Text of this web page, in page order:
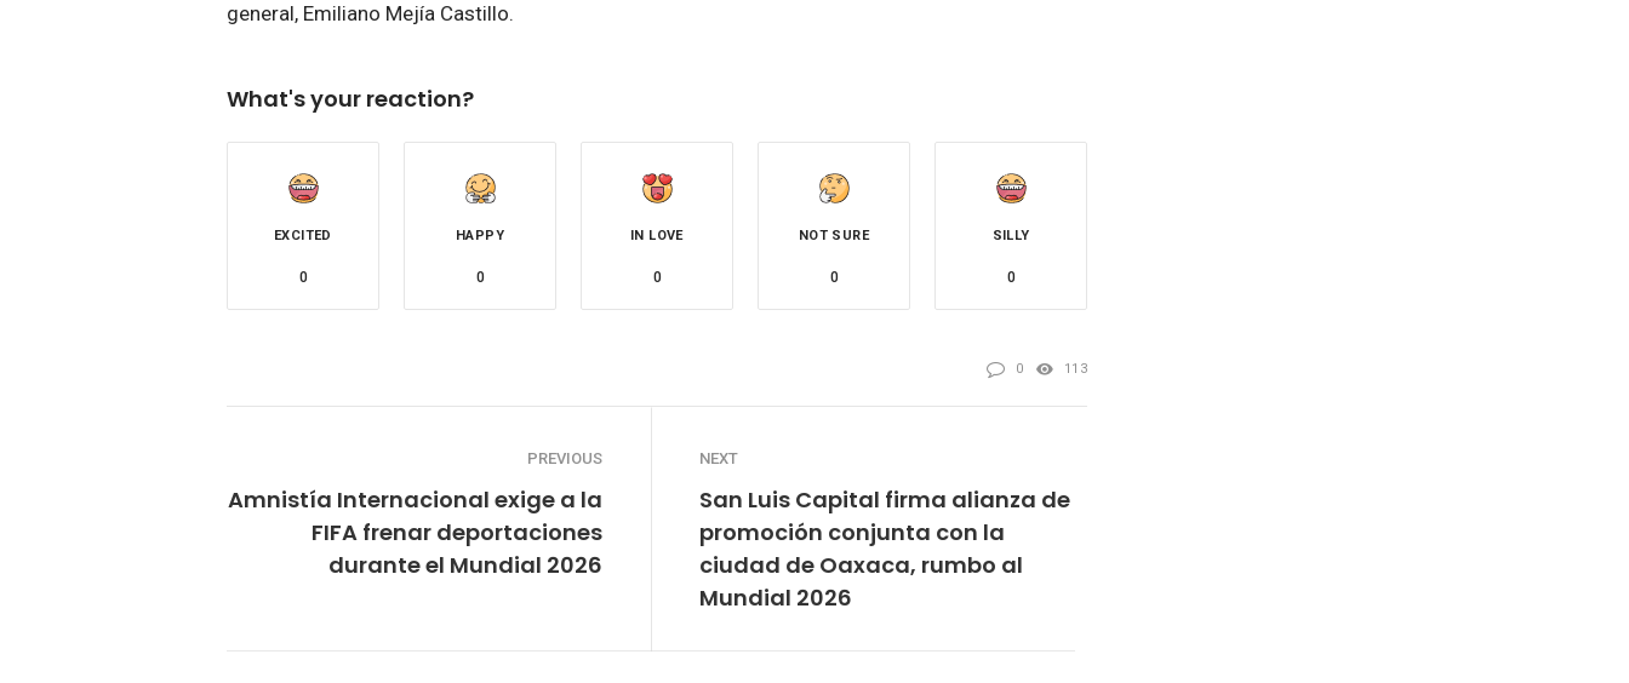
general, Emiliano Mejía Castillo.
What's your reaction?
EXCITED
0
HAPPY
0
IN LOVE
0
NOT SURE
0
SILLY
0
0 113
PREVIOUS
Amnistía Internacional exige a la
FIFA frenar deportaciones
durante el Mundial 2026
NEXT
San Luis Capital firma alianza de
promoción conjunta con la
ciudad de Oaxaca, rumbo al
Mundial 2026